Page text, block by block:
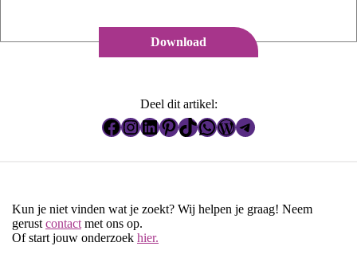
Download
Deel dit artikel:
Facebook
Instagram
LinkedIn
Pinterest
TikTok
WhatsApp
WordPress
Telegram
Kun je niet vinden wat je zoekt? Wij helpen je graag! Neem
gerust contact met ons op.
Of start jouw onderzoek hier.